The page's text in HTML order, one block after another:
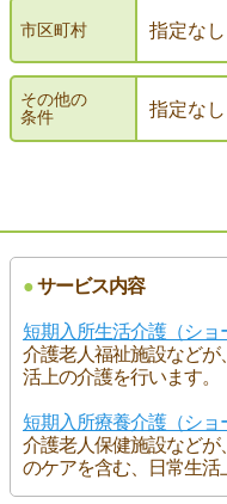
市区町村 指定なし
その他の
条件
指定なし
●サービス内容
短期入所生活介護（ショ
介護老人福祉施設など
活上の介護を行います。
短期入所療養介護（ショ
介護老人保健施設など
のケアを含む、日常生活